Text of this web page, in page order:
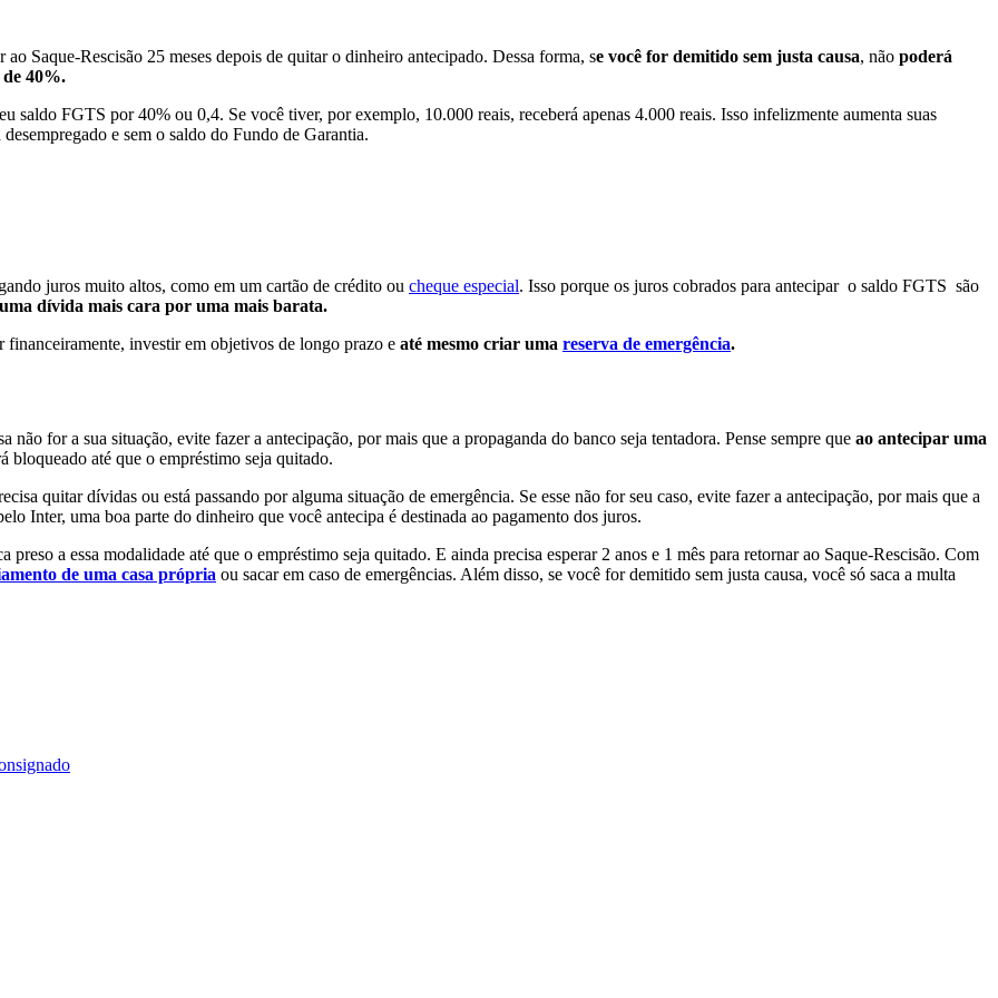
Saque-Rescisão 25 meses depois de quitar o dinheiro antecipado. Dessa forma, se você for demitido sem justa causa, não poderá
de 40%.
saldo FGTS por 40% ou 0,4. Se você tiver, por exemplo, 10.000 reais, receberá apenas 4.000 reais. Isso infelizmente aumenta suas
e sem o saldo do Fundo de Garantia.
juros muito altos, como em um cartão de crédito ou cheque especial. Isso porque os juros cobrados para antecipar o saldo FGTS são
dívida mais cara por uma mais barata.
investir em objetivos de longo prazo e até mesmo criar uma reserva de emergência.
não for a sua situação, evite fazer a antecipação, por mais que a propaganda do banco seja tentadora. Pense sempre que ao antecipar uma
bloqueado até que o empréstimo seja quitado.
quitar dívidas ou está passando por alguma situação de emergência. Se esse não for seu caso, evite fazer a antecipação, por mais que a
Inter, uma boa parte do dinheiro que você antecipa é destinada ao pagamento dos juros.
a essa modalidade até que o empréstimo seja quitado. E ainda precisa esperar 2 anos e 1 mês para retornar ao Saque-Rescisão. Com
de uma casa própria ou sacar em caso de emergências. Além disso, se você for demitido sem justa causa, você só saca a multa